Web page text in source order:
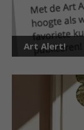
Art Alert!